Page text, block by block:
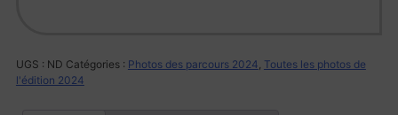
UGS : ND Catégories : Photos des parcours 2024 Toutes les photos de
l'édition 2024